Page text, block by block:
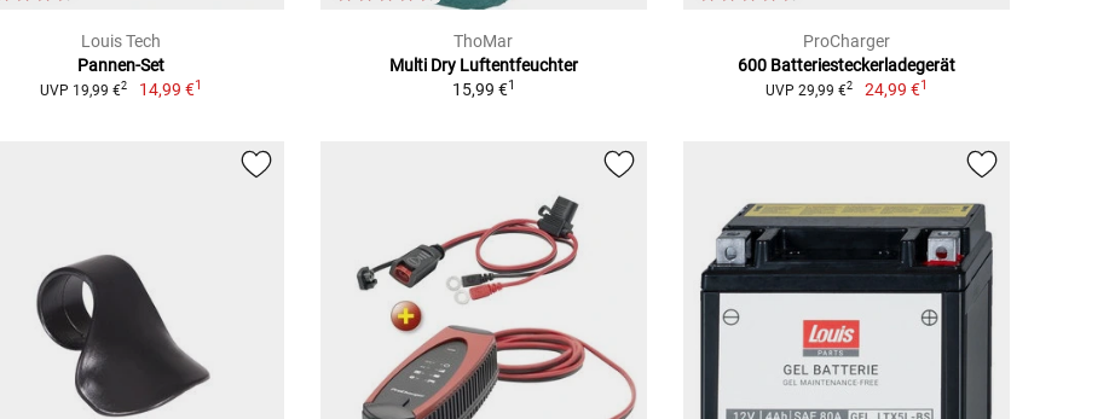
Louis Tech
Pannen-Set
UVP 19,99 €2 14,99 €1
ThoMar
Multi Dry Luftentfeuchter
15,99 €1
ProCharger
600 Batteriesteckerladegerät
UVP 29,99 €2 24,99 €1